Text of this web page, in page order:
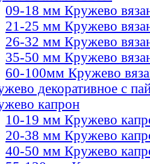
09-18 мм Кружево
21-25 мм Кружево
26-32 мм Кружево
35-50 мм Кружево
60-100мм Кружево
декоративное с
капрон
10-19 мм Кружево
20-38 мм Кружево
40-50 мм Кружево